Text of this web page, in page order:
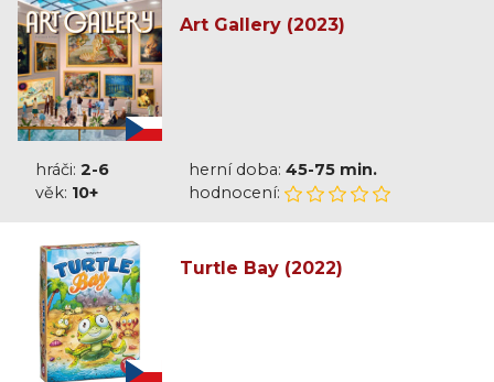
Art Gallery (2023)
hráči: 2-6 herní doba: 45-75 min.
věk: 10+ hodnocení:
Turtle Bay (2022)